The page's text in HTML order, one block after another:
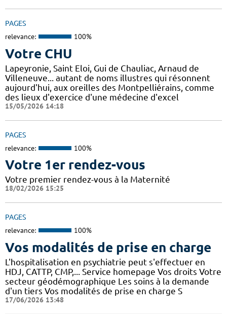
PAGES
relevance: 100%
Votre CHU
Lapeyronie, Saint Eloi, Gui de Chauliac, Arnaud de
Villeneuve... autant de noms illustres qui résonnent
aujourd'hui, aux oreilles des Montpelliérains, comme
des lieux d'exercice d'une médecine d'excel
15/05/2026 14:18
PAGES
relevance: 100%
Votre 1er rendez-vous
Votre premier rendez-vous à la Maternité
18/02/2026 15:25
PAGES
relevance: 100%
Vos modalités de prise en charge
L'hospitalisation en psychiatrie peut s'effectuer en
HDJ, CATTP, CMP,... Service homepage Vos droits Votre
secteur géodémographique Les soins à la demande
d'un tiers Vos modalités de prise en charge S
17/06/2026 13:48